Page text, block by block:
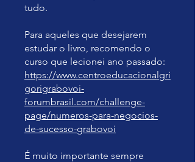
tudo.
Para aqueles que desejarem
estudar o livro, recomendo o
curso que lecionei ano passado:
https://www.centroeducacionalgri
gorigrabovoi-
forumbrasil.com/challenge-
page/numeros-para-negocios-
de-sucesso-grabovoi
É muito importante sempre